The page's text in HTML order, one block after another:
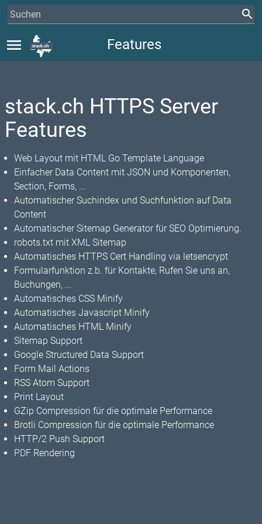
menu Features
stack.ch HTTPS Server
Features
Web Layout mit HTML Go Template Language
Einfacher Data Content mit JSON und Komponenten,
Section, Forms, ...
Automatischer Suchindex und Suchfunktion auf Data
Content
Automatischer Sitemap Generator für SEO Optimierung.
robots.txt mit XML Sitemap
Automatisches HTTPS Cert Handling via letsencrypt
Formularfunktion z.b. für Kontakte, Rufen Sie uns an,
Buchungen, ...
Automatisches CSS Minify
Automatisches Javascript Minify
Automatisches HTML Minify
Sitemap Support
Google Structured Data Support
Form Mail Actions
RSS Atom Support
Print Layout
GZip Compression für die optimale Performance
Brotli Compression für die optimale Performance
HTTP/2 Push Support
PDF Rendering